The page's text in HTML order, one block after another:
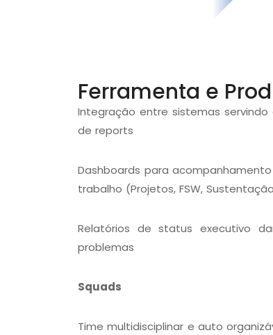
Ferramenta e
Integração entre sistemas
de reports
Dashboards para
trabalho (Projetos, FSW,
Relatórios de status executivo
problemas
Squads
Time multidisciplinar e auto